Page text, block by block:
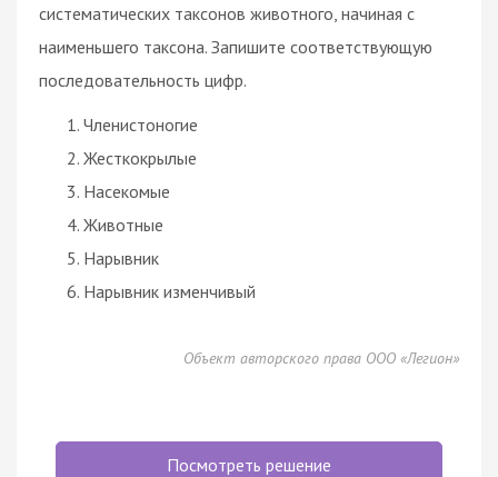
систематических таксонов животного, начиная с
наименьшего таксона. Запишите соответствующую
последовательность цифр.
Членистоногие
Жесткокрылые
Насекомые
Животные
Нарывник
Нарывник изменчивый
Объект авторского права ООО «Легион»
Посмотреть решение